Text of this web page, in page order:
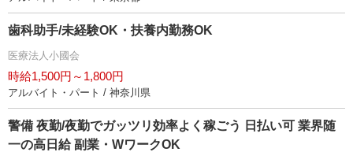
歯科助手/未経験OK・扶養内勤務OK
医療法人小國会
時給1,500円～1,800円
アルバイト・パート / 神奈川県
警備 夜勤/夜勤でガッツリ効率よく稼ごう 日払い可 業界随
一の高日給 副業・WワークOK